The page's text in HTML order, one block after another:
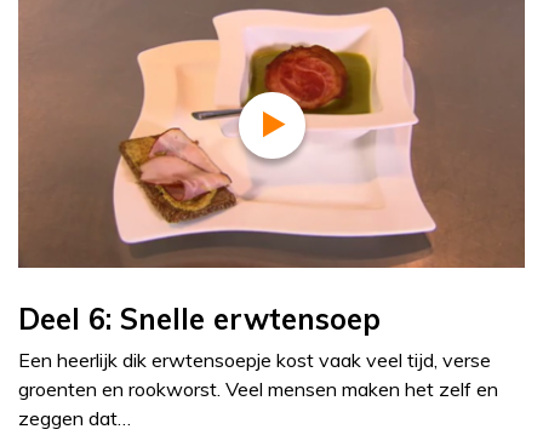
Deel 6: Snelle erwtensoep
Een heerlijk dik erwtensoepje kost vaak veel tijd, verse
groenten en rookworst. Veel mensen maken het zelf en
zeggen dat…